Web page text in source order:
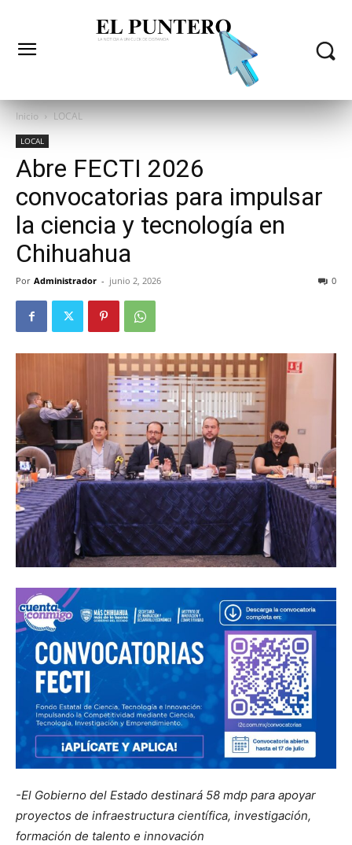
Inicio LOCAL
LOCAL
Abre FECTI 2026
convocatorias para impulsar
la ciencia y tecnología en
Chihuahua
Por Administrador - junio 2, 2026 0
-El Gobierno del Estado destinará 58 mdp para apoyar
proyectos de infraestructura científica, investigación,
formación de talento e innovación